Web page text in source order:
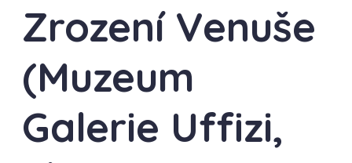
Zrození Venuše
(Muzeum
Galerie Uffizi,